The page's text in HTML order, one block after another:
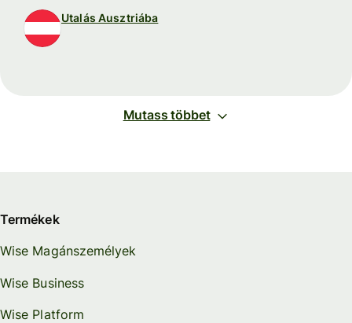
Utalás Ausztriába
Mutass többet
Termékek
Wise Magánszemélyek
Wise Business
Wise Platform